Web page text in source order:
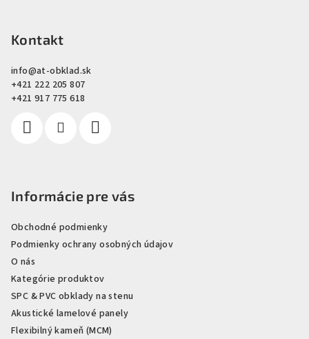
Kontakt
info@at-obklad.sk
+421 222 205 807
+421 917 775 618
Informácie pre vás
Obchodné podmienky
Podmienky ochrany osobných údajov
O nás
Kategórie produktov
SPC & PVC obklady na stenu
Akustické lamelové panely
Flexibilný kameň (MCM)